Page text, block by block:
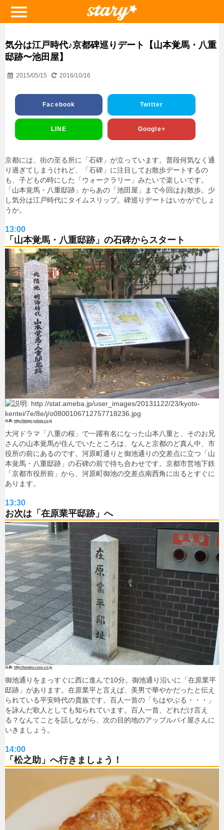
気分は江戸時代♪京都碑巡りデート【山本覚馬・八重
邸跡〜池田屋】
2015/05/15 2016/10/16
Facebook Twitter
LINE Google+
京都には、街の至る所に「石碑」が立っています。普段何気なく通
り過ぎてしまうけれど、「石碑」に注目してお散歩デートするの
も、子どもの時にした「ウォークラリー」みたいで楽しいです。
「山本覚馬・八重邸跡」からあの「池田屋」まで今回はお散歩。少
し気分は江戸時代にタイムスリップ。碑巡りデートはいかがでしょ
うか。
13:00
「山本覚馬・八重邸跡」の石碑からスタート
http://blogs.yahoo.co.jp
大河ドラマ「八重の桜」で一躍有名になった山本八重と、そのお兄
さんの山本覚馬が住んでいたところは、なんと京都のど真ん中、市
役所の前にあるのです。河原町通りと御池通りの交差点に立つ「山
本覚馬・八重邸跡」の石碑の前で待ち合わせです。京都市営地下鉄
「京都市役所前」から、河原町御池の交差点南西角に出るとすぐに
あります。
13:30
お次は「在原業平邸跡」へ
http://tanaka-case.co.jp
御池通りをまっすぐに西に進んで10分。御池通り沿いに「在原業平
邸跡」があります。在原業平と言えば、美男で華やかだったと伝え
られている平安時代の貴族です。百人一首の「ちはやぶる・・・」
を詠んだ歌人としても知られています。百人一首、どれだけ言え
る？なんてことを話しながら、次の目的地のアップルパイ屋さんに
いきましょう。
14:00
「松之助」へ行きましょう！